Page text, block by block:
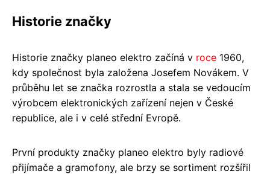
Historie značky
Historie značky planeo elektro začíná v roce 1960,
kdy společnost byla založena Josefem Novákem. V
průběhu let se značka rozrostla a stala se vedoucím
výrobcem elektronických zařízení nejen v České
republice, ale i v celé střední Evropě.
První produkty značky planeo elektro byly radiové
přijímače a gramofony, ale brzy se sortiment rozšířil